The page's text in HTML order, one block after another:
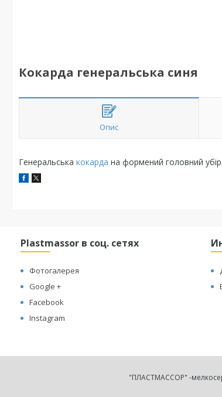
Кокарда генеральська синя
Опис
Генеральська кокарда на формений головний убір,
Plastmassor в соц. сетях
Фотогалерея
Google +
Facebook
Instagram